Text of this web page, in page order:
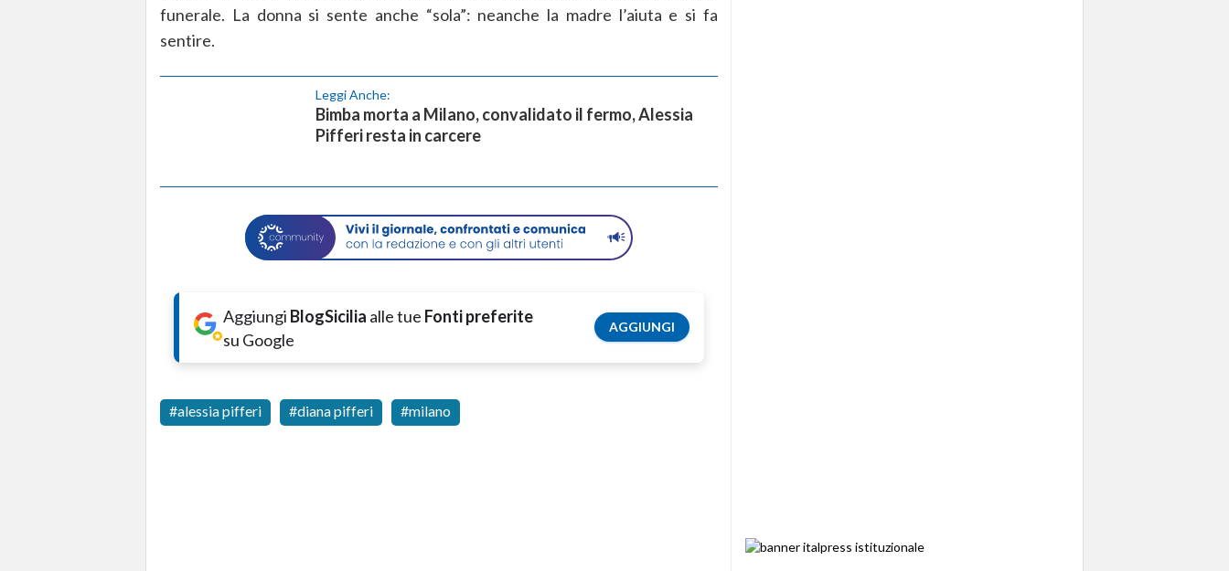
funerale. La donna si sente anche “sola”: neanche la madre l’aiuta e si fa
sentire.
Leggi Anche:
Bimba morta a Milano, convalidato il fermo, Alessia
Pifferi resta in carcere
Aggiungi BlogSicilia alle tue Fonti preferite
su Google
AGGIUNGI
alessia pifferi diana pifferi milano